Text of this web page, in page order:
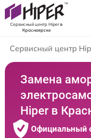
Сервисный центр Hiperв
Красноярске
Сервисный центр
Замена
Hiper в
Официальный